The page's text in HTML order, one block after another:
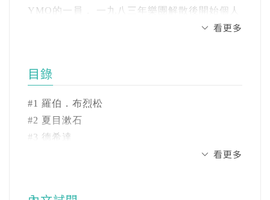
芳、馬欣、李君慈 感動推薦★
視覺設計或音樂的認知與喜好。」——葉忠宜
（平面設計師）
「這是你終歸會收藏的作品，那又何必等
YMO的一員， 一九八三年樂團解散後開始個人
音樂生涯。參與演出及配樂的電影《俘虜》
佳電影配樂獎。
著作甚豐，目前台灣已出版：《skmt 坂本龍
高彩雯(譯者)
看更多
目錄
#1 羅伯．布烈松
#2 夏目漱石
#3 德希達
看更多